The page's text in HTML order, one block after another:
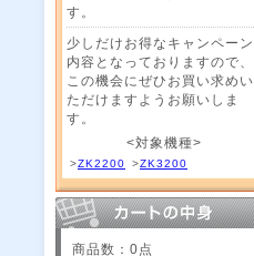
す。
少しだけお得なキャンペーン
内容となっておりますので、
この機会にぜひお買い求めい
ただけますようお願いしま
す。
<対象機種>
>ZK2200 >ZK3200
商品数：0点